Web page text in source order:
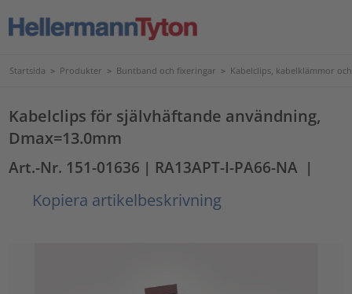
Startsida > Produkter > Buntband och fixeringar > Kabelclips, kabelklämmor
Kabelclips för självhäftande användning,
Dmax=13.0mm
Art.-Nr. 151-01636 | RA13APT-I-PA66-NA |
Kopiera artikelbeskrivning